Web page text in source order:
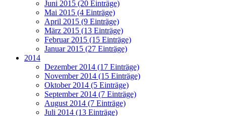
Juni 2015 (20 Einträge)
Mai 2015 (4 Einträge)
April 2015 (9 Einträge)
März 2015 (13 Einträge)
Februar 2015 (15 Einträge)
Januar 2015 (27 Einträge)
2014
Dezember 2014 (17 Einträge)
November 2014 (15 Einträge)
Oktober 2014 (5 Einträge)
September 2014 (7 Einträge)
August 2014 (7 Einträge)
Juli 2014 (13 Einträge)